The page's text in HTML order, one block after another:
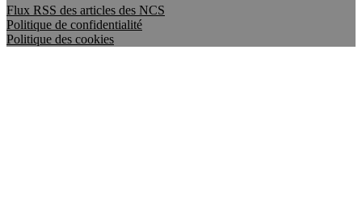
Flux RSS des articles des NCS
Politique de confidentialité
Politique des cookies